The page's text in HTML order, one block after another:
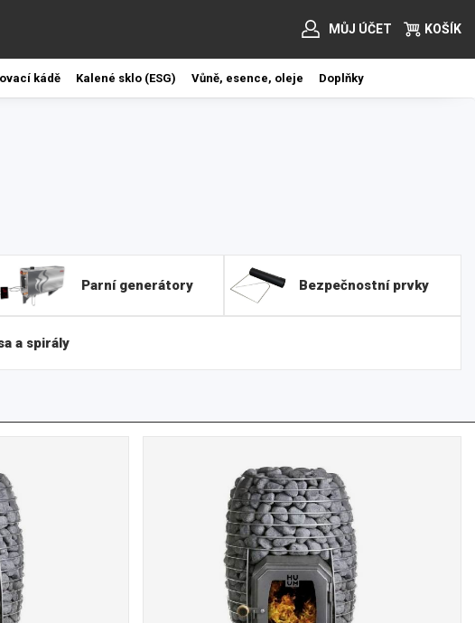
MŮJ ÚČET KOŠÍK
kádě Kalené sklo (ESG) Vůně, esence, oleje Doplňky
Parní generátory Bezpečnostní prvky
a spirály